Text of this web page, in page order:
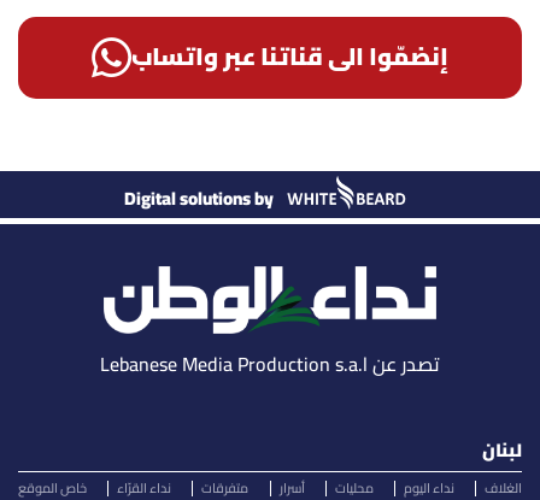
إنضمّوا الى قناتنا عبر واتساب
Digital solutions by
تصدر عن Lebanese Media Production s.a.l
لبنان
الغلاف نداء اليوم محليات أسرار متفرقات نداء القرّاء خاص الموقع